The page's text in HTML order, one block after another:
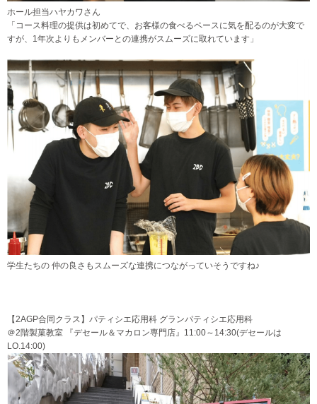
ホール担当ハヤカワさん
「コース料理の提供は初めてで、お客様の食べるペースに気を配るのが大変で
すが、1年次よりもメンバーとの連携がスムーズに取れています」
学生たちの 仲の良さもスムーズな連携につながっていそうですね♪
【2AGP合同クラス】パティシエ応用科 グランパティシエ応用科
＠2階製菓教室 『デセール＆マカロン専門店』11:00～14:30(デセールは
LO.14:00)